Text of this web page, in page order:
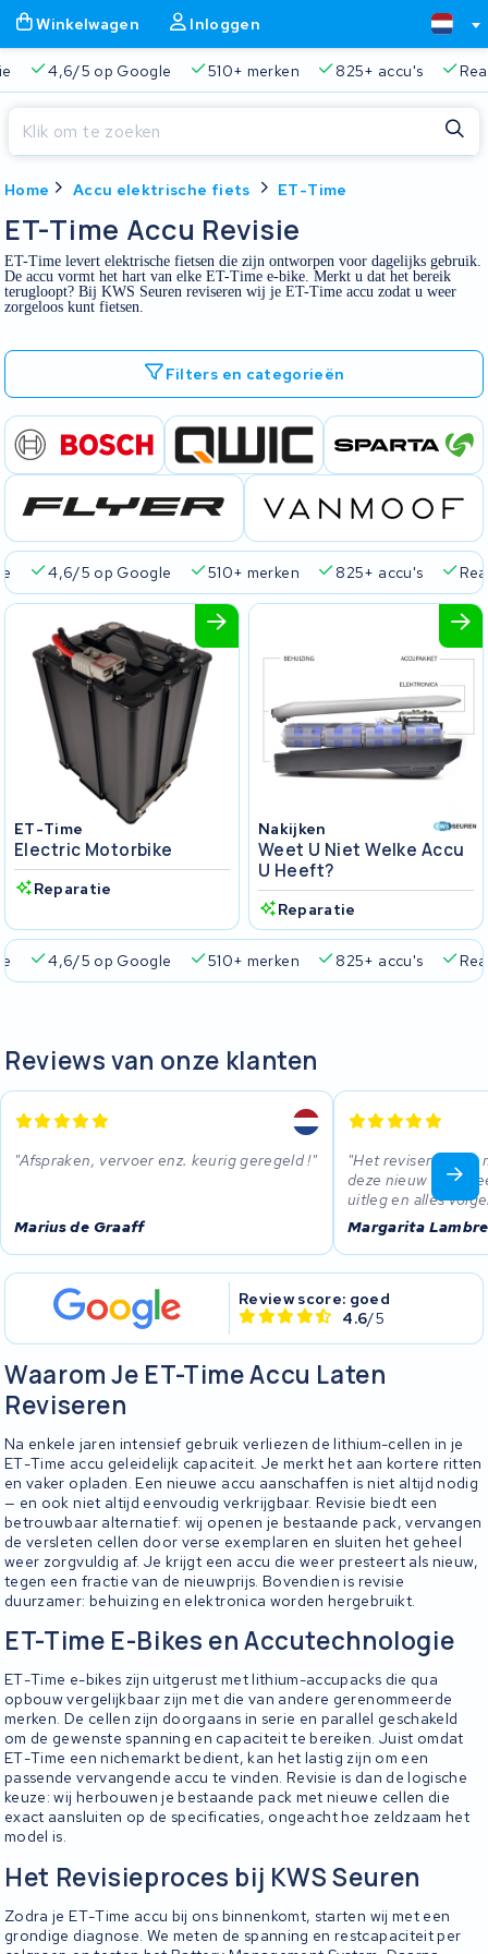
Winkelwagen Inloggen
4,6/5 op Google 510+ merken 825+ accu's
Home Accu elektrische fiets ET-Time
ET-Time Accu Revisie
ET-Time levert elektrische fietsen die zijn ontworpen voor dagelijks gebruik.
De accu vormt het hart van elke ET-Time e-bike. Merkt u dat het bereik
terugloopt? Bij KWS Seuren reviseren wij je ET-Time accu zodat u weer
zorgeloos kunt fietsen.
Filters en categorieën
4,6/5 op Google 510+ merken 825+ accu's
ET-Time
Electric Motorbike
Reparatie
Nakijken
Weet U Niet Welke Accu
U Heeft?
Reparatie
4,6/5 op Google 510+ merken 825+ accu's
Reviews van onze klanten
Afspraken, vervoer enz. keurig geregeld !
Marius de Graaff
Het reviseren van
deze nieuw niet
uitleg en alles
Margarita
Review score: goed
4.6/5
Waarom Je ET-Time Accu Laten
Reviseren
Na enkele jaren intensief gebruik verliezen de lithium-cellen in je
ET-Time accu geleidelijk capaciteit. Je merkt het aan kortere ritten
en vaker opladen. Een nieuwe accu aanschaffen is niet altijd nodig
— en ook niet altijd eenvoudig verkrijgbaar. Revisie biedt een
betrouwbaar alternatief: wij openen je bestaande pack, vervangen
de versleten cellen door verse exemplaren en sluiten het geheel
weer zorgvuldig af. Je krijgt een accu die weer presteert als nieuw,
tegen een fractie van de nieuwprijs. Bovendien is revisie
duurzamer: behuizing en elektronica worden hergebruikt.
ET-Time E-Bikes en Accutechnologie
ET-Time e-bikes zijn uitgerust met lithium-accupacks die qua
opbouw vergelijkbaar zijn met die van andere gerenommeerde
merken. De cellen zijn doorgaans in serie en parallel geschakeld
om de gewenste spanning en capaciteit te bereiken. Juist omdat
ET-Time een nichemarkt bedient, kan het lastig zijn om een
passende vervangende accu te vinden. Revisie is dan de logische
keuze: wij herbouwen je bestaande pack met nieuwe cellen die
exact aansluiten op de specificaties, ongeacht hoe zeldzaam het
model is.
Het Revisieproces bij KWS Seuren
Zodra je ET-Time accu bij ons binnenkomt, starten wij met een
grondige diagnose. We meten de spanning en restcapaciteit per
Je winkelwagen is leeg.
Sluiten
Begin te typen in de zoekbalk om te zoeken